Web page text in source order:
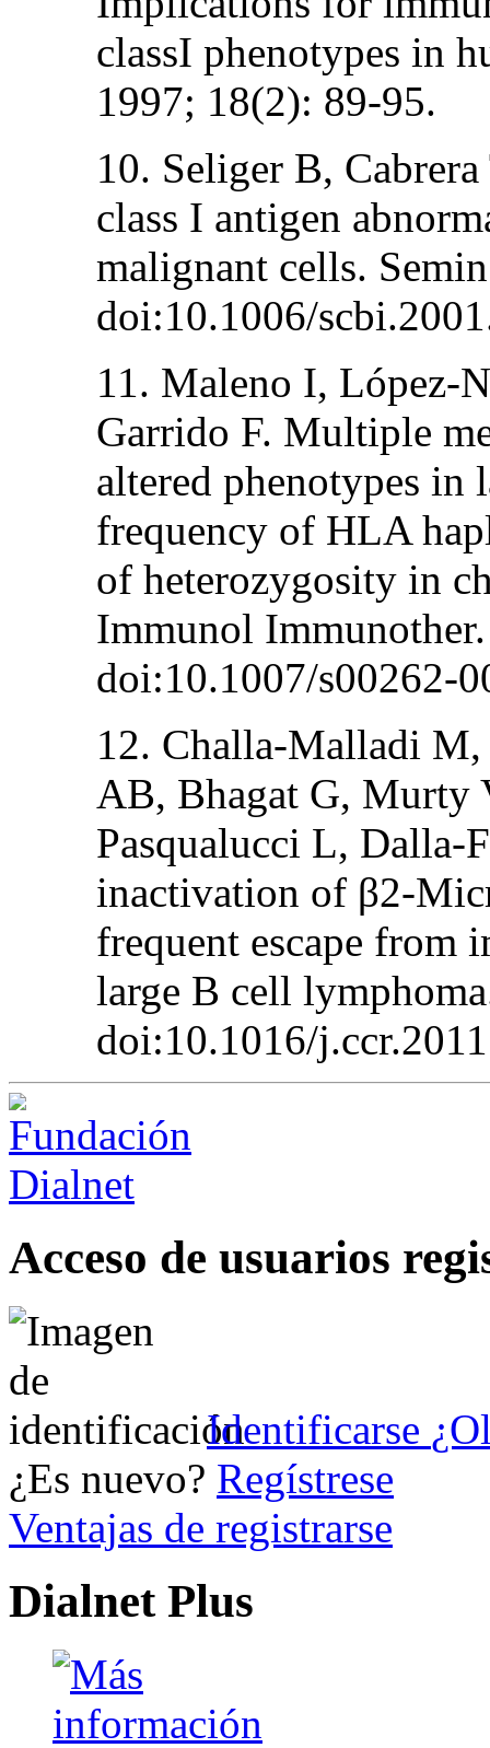
classI phenotypes in
1997; 18(2): 89-95.
10. Seliger B,
class I antigen
malignant cells.
doi:10.1006/
11. Maleno I, López-
Garrido F. Multiple
altered phenotypes in
frequency of HLA
of heterozygosity in
Immunol
doi:10.1007/s00262-
12. Challa-Malladi
AB, Bhagat G, Murty
Pasqualucci L, Dalla-
inactivation of β2-
frequent escape from
large B cell
doi:10.1016/
Acceso de usuarios
Identificarse
¿Es nuevo? Regístrese
Ventajas de registrarse
Dialnet Plus